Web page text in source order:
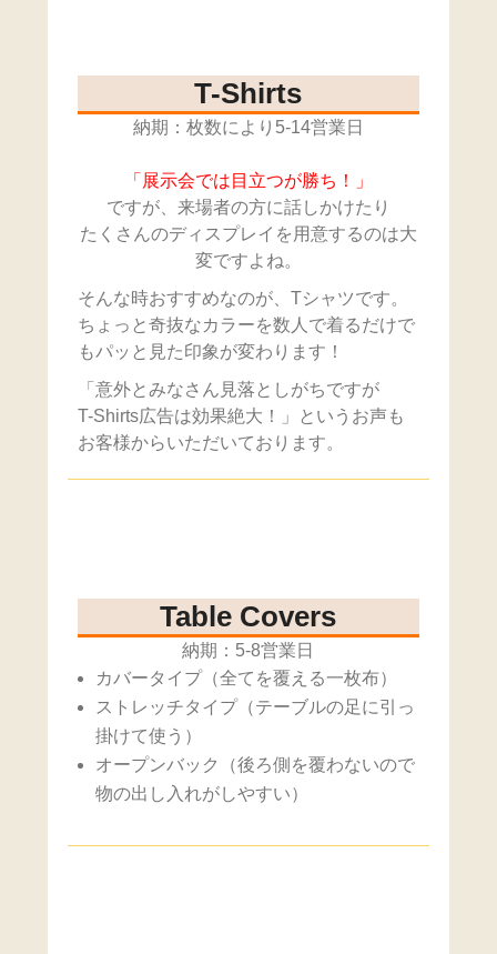
T-Shirts
納期：枚数により5-14営業日
「展示会では目立つが勝ち！」
ですが、来場者の方に話しかけたり
たくさんのディスプレイを用意するのは大
変ですよね。
そんな時おすすめなのが、Tシャツです。
ちょっと奇抜なカラーを数人で着るだけで
もパッと見た印象が変わります！
「意外とみなさん見落としがちですが
T-Shirts広告は効果絶大！」というお声も
お客様からいただいております。
Table Covers
納期：5-8営業日
カバータイプ（全てを覆える一枚布）
ストレッチタイプ（テーブルの足に引っ
掛けて使う）
オープンバック（後ろ側を覆わないので
物の出し入れがしやすい）